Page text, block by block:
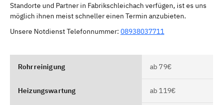
Standorte und Partner in Fabrikschleichach verfügen, ist es uns
möglich ihnen meist schneller einen Termin anzubieten.
Unsere Notdienst Telefonnummer: 08938037711
Rohrreinigung ab 79€
Heizungswartung ab 119€